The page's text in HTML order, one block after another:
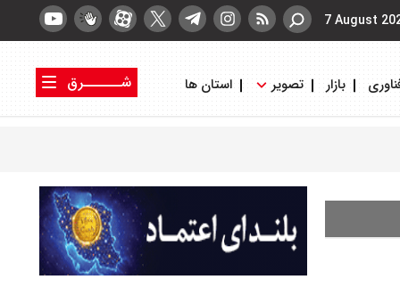
7 August
بازار تصویر استان ها
شــــــرق